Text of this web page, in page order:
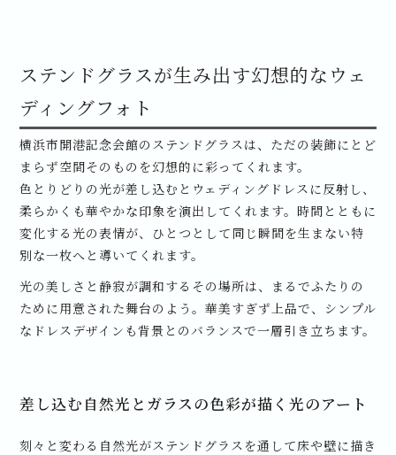
ステンドグラスが生み出す幻想的なウェ
ディングフォト
横浜市開港記念会館のステンドグラスは、ただの装飾にとど
まらず空間そのものを幻想的に彩ってくれます。
色とりどりの光が差し込むとウェディングドレスに反射し、
柔らかくも華やかな印象を演出してくれます。時間とともに
変化する光の表情が、ひとつとして同じ瞬間を生まない特
別な一枚へと導いてくれます。
光の美しさと静寂が調和するその場所は、まるでふたりの
ために用意された舞台のよう。華美すぎず上品で、シンプル
なドレスデザインも背景とのバランスで一層引き立ちます。
差し込む自然光とガラスの色彩が描く光のアート
刻々と変わる自然光がステンドグラスを通して床や壁に描き